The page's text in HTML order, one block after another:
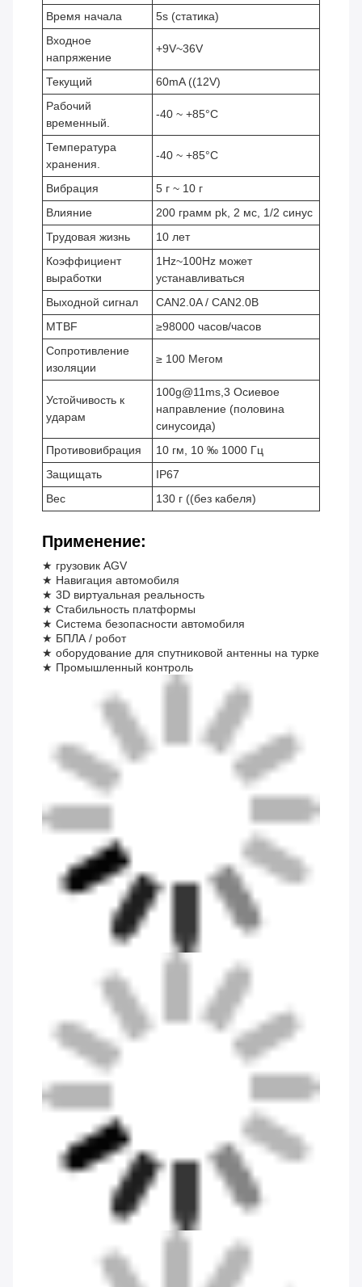
Время начала
5s (статика)
Входное
напряжение
+9V~36V
Текущий
60mA ((12V)
Рабочий
временный.
-40 ~ +85°C
Температура
хранения.
-40 ~ +85°C
Вибрация
5 г ~ 10 г
Влияние
200 грамм pk, 2 мс, 1/2 синус
Трудовая жизнь
10 лет
Коэффициент
выработки
1Hz~100Hz может
устанавливаться
Выходной сигнал
CAN2.0A / CAN2.0B
MTBF
≥98000 часов/часов
Сопротивление
изоляции
≥ 100 Мегом
Устойчивость к
ударам
100g@11ms,3 Осиевое
направление (половина
синусоида)
Противовибрация
10 гм, 10 ‰ 1000 Гц
Защищать
IP67
Вес
130 г ((без кабеля)
Применение:
★ грузовик AGV
★ Навигация автомобиля
★ 3D виртуальная реальность
★ Стабильность платформы
★ Система безопасности автомобиля
★ БПЛА / робот
★ оборудование для спутниковой антенны на турке
★ Промышленный контроль